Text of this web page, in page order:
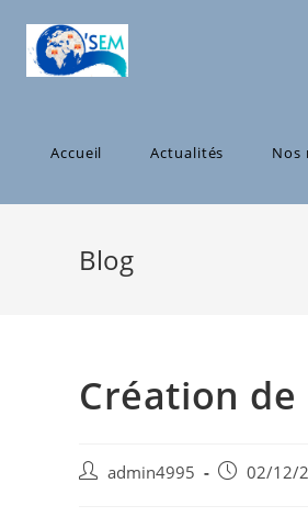
content
Accueil Actualités Nos
Blog
Création de
Postadmin4995
Post02/12/